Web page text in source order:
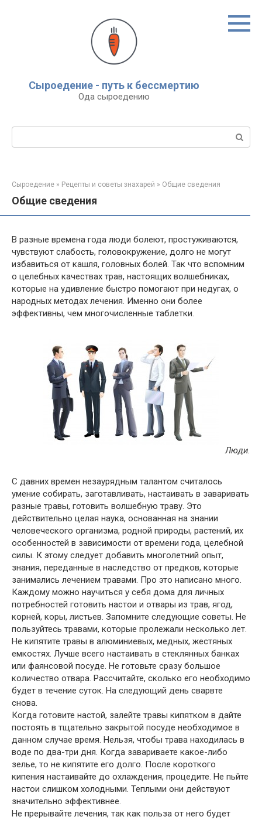
Сыроедение - путь к бессмертию
Ода сыроедению
Поиск:
Сыроедение » Рецепты и советы знахарей » Общие сведения
Общие сведения
В разные времена года люди болеют, простуживаются,
чувствуют слабость, головокружение, долго не могут
избавиться от кашля, головных болей. Так что вспомним
о целебных качествах трав, настоящих волшебниках,
которые на удивление быстро помогают при недугах, о
народных методах лечения. Именно они более
эффективны, чем многочисленные таблетки.
Люди.
С давних времен незаурядным талантом считалось
умение собирать, заготавливать, настаивать в заваривать
разные травы, готовить волшебную траву. Это
действительно целая наука, основанная на знании
человеческого организма, родной природы, растений, их
особенностей в зависимости от времени года, целебной
силы. К этому следует добавить многолетний опыт,
знания, переданные в наследство от предков, которые
занимались лечением травами. Про это написано много.
Каждому можно научиться у себя дома для личных
потребностей готовить настои и отвары из трав, ягод,
корней, коры, листьев. Запомните следующие советы. Не
пользуйтесь травами, которые пролежали несколько лет.
Не кипятите травы в алюминиевых, медных, жестяных
емкостях. Лучше всего настаивать в стеклянных банках
или фаянсовой посуде. Не готовьте сразу большое
количество отвара. Рассчитайте, сколько его необходимо
будет в течение суток. На следующий день сварвте
снова.
Когда готовите настой, залейте травы кипятком в дайте
постоять в тщательно закрытой посуде необходимое в
данном случае время. Нельзя, чтобы трава находилась в
воде по два-три дня. Когда завариваете какое-либо
зелье, то не кипятите его долго. После короткого
кипения настаивайте до охлаждения, процедите. Не пьйте
настои слишком холодными. Теплыми они действуют
значительно эффективнее.
Не прерывайте лечения, так как польза от него будет